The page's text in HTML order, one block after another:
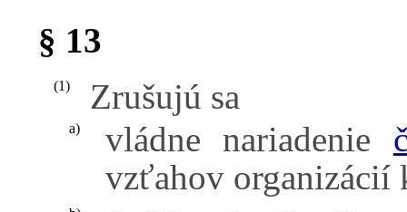
§ 13
(1) Zrušujú sa
a) vládne nariadenie
vzťahov organizácií